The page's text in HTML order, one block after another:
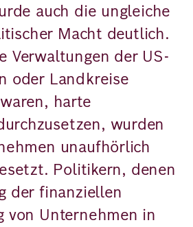
auch die ungleiche
Macht deutlich.
Verwaltungen der US-
oder Landkreise
harte
wurden
unaufhörlich
Politikern, denen
der finanziellen
von Unternehmen in